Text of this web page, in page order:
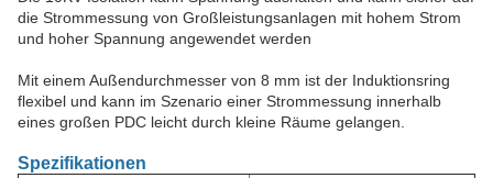
die Strommessung von Großleistungsanlagen mit hohem Strom
und hoher Spannung angewendet werden
Mit einem Außendurchmesser von 8 mm ist der Induktionsring
flexibel und kann im Szenario einer Strommessung innerhalb
eines großen PDC leicht durch kleine Räume gelangen.
Spezifikationen